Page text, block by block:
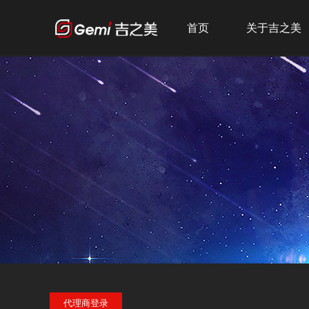
关于吉之美
公司简介
发展历程
企业文化
荣誉资质
首页
代理商登录